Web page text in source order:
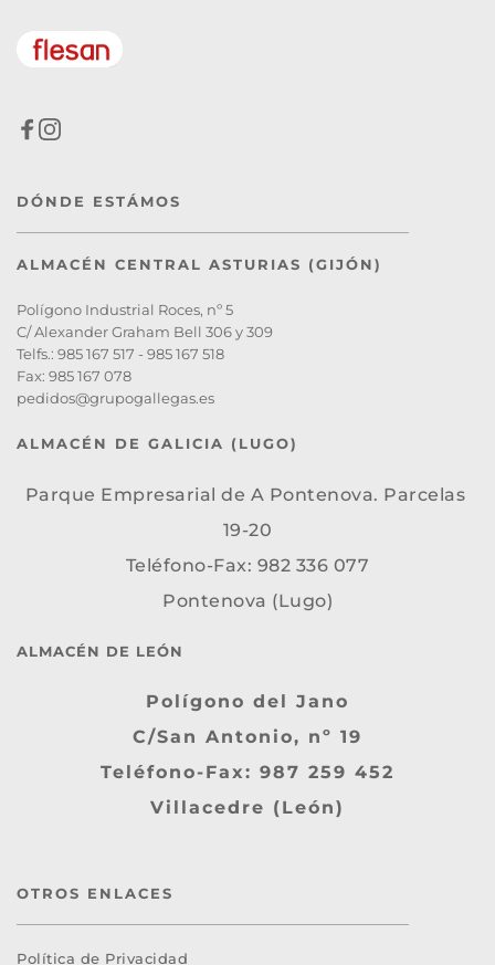
DÓNDE ESTÁMOS
ALMACÉN CENTRAL ASTURIAS (GIJÓN)
Polígono Industrial Roces, nº 5
C/ Alexander Graham Bell 306 y 309
Telfs.: 985 167 517 - 985 167 518
Fax: 985 167 078
pedidos@grupogallegas.es
ALMACÉN DE GALICIA (LUGO)
Parque Empresarial de A Pontenova. Parcelas
19-20
Teléfono-Fax: 982 336 077
Pontenova (Lugo)
ALMACÉN DE LEÓN
Polígono del Jano
C/San Antonio, nº 19
Teléfono-Fax: 987 259 452
Villacedre (León)
OTROS ENLACES
Política de Privacidad